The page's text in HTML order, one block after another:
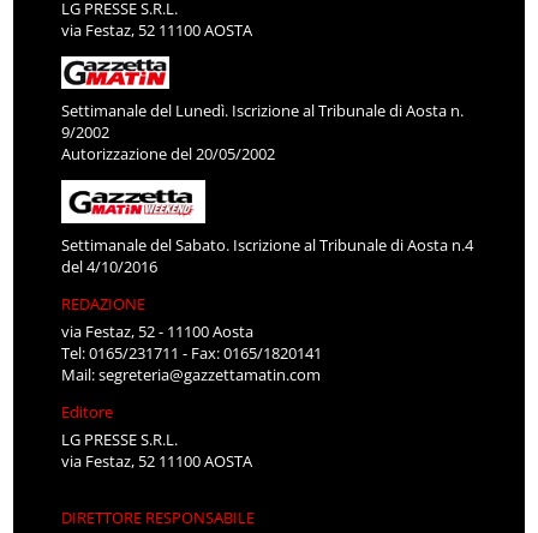
LG PRESSE S.R.L.
via Festaz, 52 11100 AOSTA
Settimanale del Lunedì. Iscrizione al Tribunale di Aosta n.
9/2002
Autorizzazione del 20/05/2002
Settimanale del Sabato. Iscrizione al Tribunale di Aosta n.4
del 4/10/2016
REDAZIONE
via Festaz, 52 - 11100 Aosta
Tel: 0165/231711 - Fax: 0165/1820141
Mail:segreteria@gazzettamatin.com
Editore
LG PRESSE S.R.L.
via Festaz, 52 11100 AOSTA
DIRETTORE RESPONSABILE